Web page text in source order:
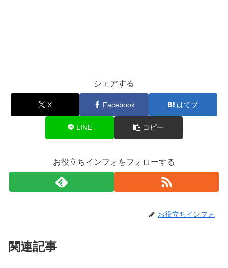
シェアする
X Facebook はてブ
LINE コピー
お役立ちインフォをフォローする
お役立ちインフォ
関連記事